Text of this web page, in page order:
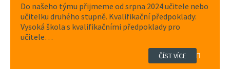
Do našeho týmu přijmeme od srpna 2024 učitele nebo
učitelku druhého stupně. Kvalifikační předpoklady:
Vysoká škola s kvalifikačními předpoklady pro
učitele…
ČÍST VÍCE